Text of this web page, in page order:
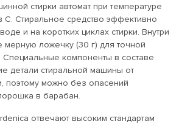
стирки автомат при температуре
С. Стиральное средство эффективно
и на коротких циклах стирки. Внутри
мерную ложечку (30 г) для точной
Специальные компоненты в составе
детали стиральной машины от
поэтому можно без опасений
в барабан.
отвечают высоким стандартам